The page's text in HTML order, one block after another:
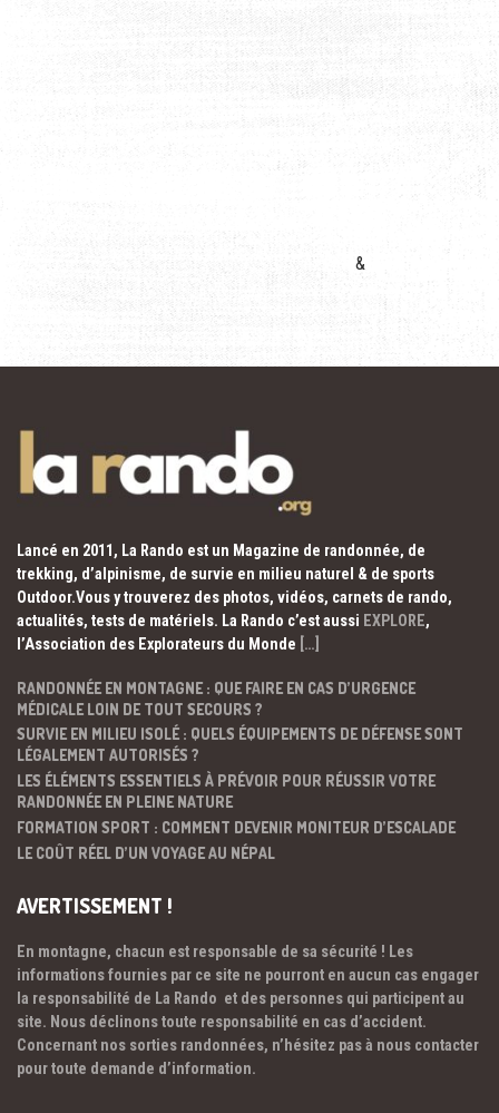
&
Lancé en 2011, La Rando est un Magazine de randonnée, de
trekking, d’alpinisme, de survie en milieu naturel & de sports
Outdoor.Vous y trouverez des photos, vidéos, carnets de rando,
actualités, tests de matériels. La Rando c’est aussi EXPLORE,
l’Association des Explorateurs du Monde […]
RANDONNÉE EN MONTAGNE : QUE FAIRE EN CAS D’URGENCE
MÉDICALE LOIN DE TOUT SECOURS ?
SURVIE EN MILIEU ISOLÉ : QUELS ÉQUIPEMENTS DE DÉFENSE SONT
LÉGALEMENT AUTORISÉS ?
LES ÉLÉMENTS ESSENTIELS À PRÉVOIR POUR RÉUSSIR VOTRE
RANDONNÉE EN PLEINE NATURE
FORMATION SPORT : COMMENT DEVENIR MONITEUR D’ESCALADE
LE COÛT RÉEL D’UN VOYAGE AU NÉPAL
AVERTISSEMENT !
En montagne, chacun est responsable de sa sécurité ! Les
informations fournies par ce site ne pourront en aucun cas engager
la responsabilité de La Rando et des personnes qui participent au
site. Nous déclinons toute responsabilité en cas d’accident.
Concernant nos sorties randonnées, n’hésitez pas à nous contacter
pour toute demande d’information.